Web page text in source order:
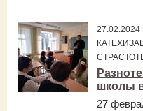
школы
27